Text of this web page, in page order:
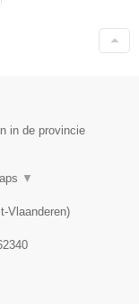
in de provincie
▼
Vlaanderen)